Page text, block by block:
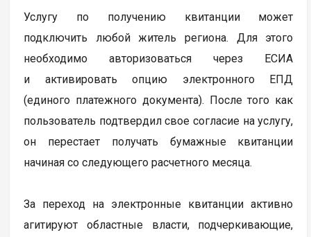
Услугу по получению квитанции может
подключить любой житель региона. Для этого
необходимо авторизоваться через ЕСИА
и активировать опцию электронного ЕПД
(единого платежного документа). После того как
пользователь подтвердил свое согласие на услугу,
он перестает получать бумажные квитанции
начиная со следующего расчетного месяца.
За переход на электронные квитанции активно
агитируют областные власти, подчеркивающие,